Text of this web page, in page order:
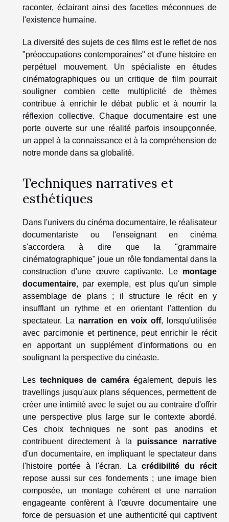
raconter, éclairant ainsi des facettes méconnues de
l'existence humaine.
La diversité des sujets de ces films est le reflet de nos
"préoccupations contemporaines" et d'une histoire en
perpétuel mouvement. Un spécialiste en études
cinématographiques ou un critique de film pourrait
souligner combien cette multiplicité de thèmes
contribue à enrichir le débat public et à nourrir la
réflexion collective. Chaque documentaire est une
porte ouverte sur une réalité parfois insoupçonnée,
un appel à la connaissance et à la compréhension de
notre monde dans sa globalité.
Techniques narratives et
esthétiques
Dans l'univers du cinéma documentaire, le réalisateur
documentariste ou l'enseignant en cinéma
s'accordera à dire que la "grammaire
cinématographique" joue un rôle fondamental dans la
construction d'une œuvre captivante. Le montage
documentaire, par exemple, est plus qu'un simple
assemblage de plans ; il structure le récit en y
insufflant un rythme et en orientant l'attention du
spectateur. La narration en voix off, lorsqu'utilisée
avec parcimonie et pertinence, peut enrichir le récit
en apportant un supplément d'informations ou en
soulignant la perspective du cinéaste.
Les techniques de caméra également, depuis les
travellings jusqu'aux plans séquences, permettent de
créer une intimité avec le sujet ou au contraire d'offrir
une perspective plus large sur le contexte abordé.
Ces choix techniques ne sont pas anodins et
contribuent directement à la puissance narrative
d'un documentaire, en impliquant le spectateur dans
l'histoire portée à l'écran. La crédibilité du récit
repose aussi sur ces fondements ; une image bien
composée, un montage cohérent et une narration
engageante confèrent à l'œuvre documentaire une
force de persuasion et une authenticité qui captivent